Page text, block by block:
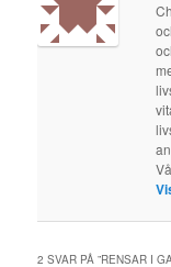
2 SVAR PÅ ”RENSAR I